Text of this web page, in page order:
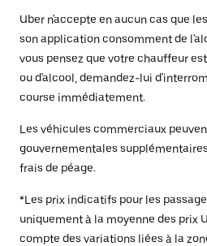
Uber n'accepte en aucun cas que
son application consomment de
vous pensez que votre chauffeur
ou d'alcool, demandez-lui
course immédiatement.
Les véhicules commerciaux
gouvernementales
frais de péage.
*Les prix indicatifs pour les
uniquement à la moyenne des prix
compte des variations liées à la